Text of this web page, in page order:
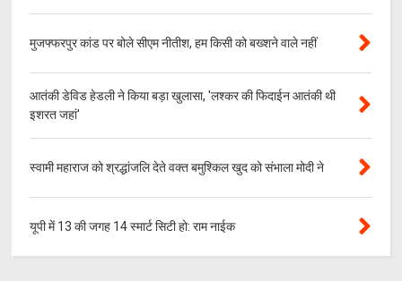
मुजफ्फरपुर कांड पर बोले सीएम नीतीश, हम किसी को बख्शने वाले नहीं
आतंकी डेविड हेडली ने किया बड़ा खुलासा, 'लश्‍कर की फिदाईन आतंकी थी
इशरत जहां'
स्वामी महाराज को श्रद्धांजलि देते वक्त बमुश्किल खुद को संभाला मोदी ने
यूपी में 13 की जगह 14 स्मार्ट सिटी हो: राम नाईक